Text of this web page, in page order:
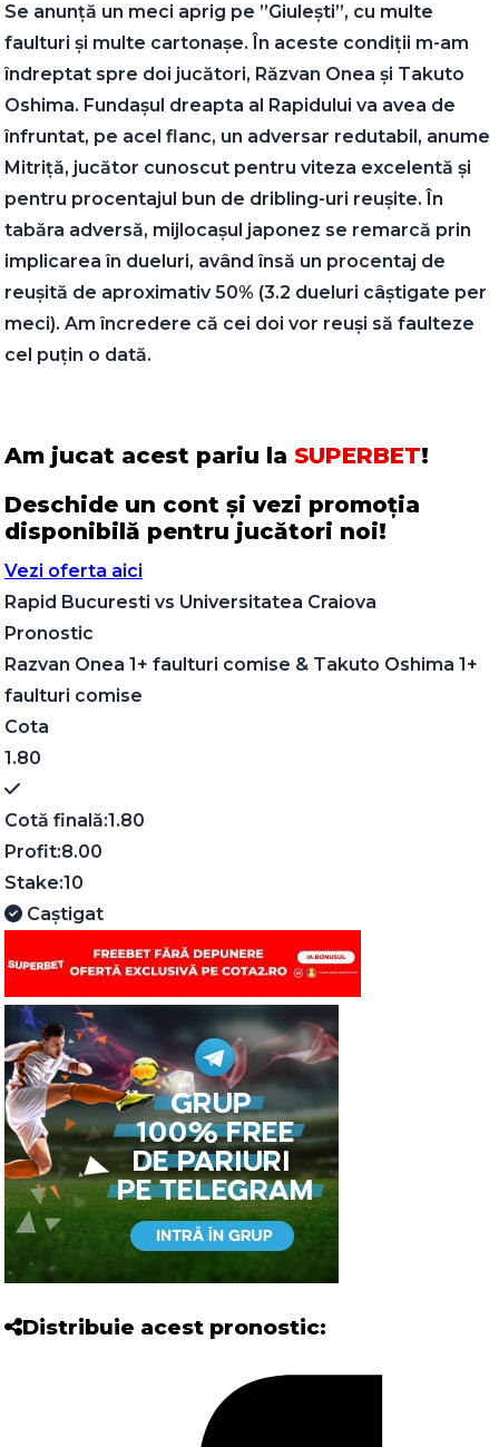
Se anunță un meci aprig pe ”Giulești”, cu multe
faulturi și multe cartonașe. În aceste condiții m-am
îndreptat spre doi jucători, Răzvan Onea și Takuto
Oshima. Fundașul dreapta al Rapidului va avea de
înfruntat, pe acel flanc, un adversar redutabil, anume
Mitriță, jucător cunoscut pentru viteza excelentă și
pentru procentajul bun de dribling-uri reușite. În
tabăra adversă, mijlocașul japonez se remarcă prin
implicarea în dueluri, având însă un procentaj de
reușită de aproximativ 50% (3.2 dueluri câștigate per
meci). Am încredere că cei doi vor reuși să faulteze
cel puțin o dată.
Am jucat acest pariu la SUPERBET!
Deschide un cont și vezi promoția
disponibilă pentru jucători noi!
Vezi oferta aici
Rapid Bucuresti vs Universitatea Craiova
Pronostic
Razvan Onea 1+ faulturi comise & Takuto Oshima 1+
faulturi comise
Cota
1.80
Cotă finală:1.80
Profit:8.00
Stake:10
Caștigat
Distribuie acest pronostic: